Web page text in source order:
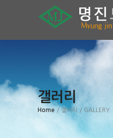
갤러리
Home / 갤러리 / GALLERY